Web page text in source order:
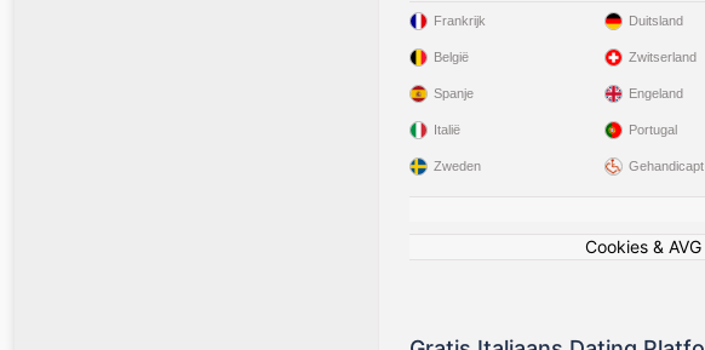
Frankrijk
België
Spanje
Italië
Zweden
Duitsland
Zwitserland
Engeland
Portugal
Gehandicapt
Cookies & AVG